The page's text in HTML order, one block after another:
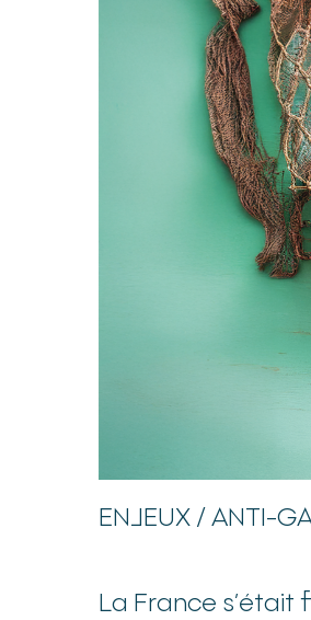
ENJEUX / ANTI-
La France